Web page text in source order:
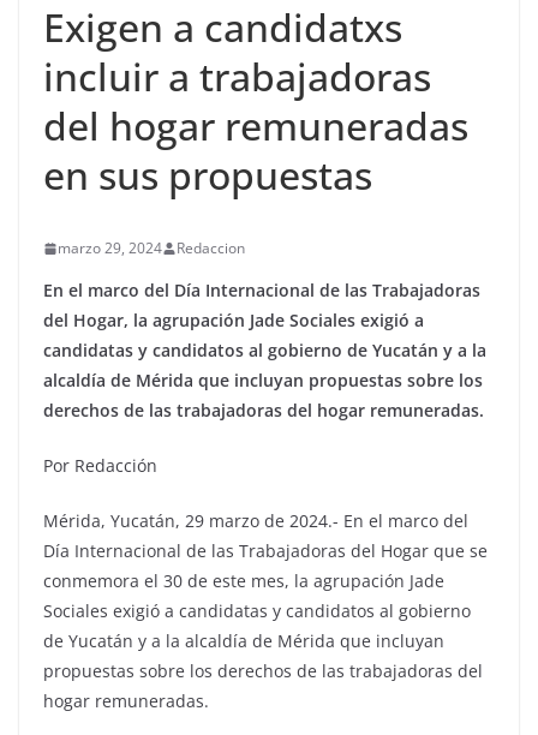
Exigen a candidatxs
incluir a trabajadoras
del hogar remuneradas
en sus propuestas
marzo 29, 2024 Redaccion
En el marco del Día Internacional de las Trabajadoras
del Hogar, la agrupación Jade Sociales exigió a
candidatas y candidatos al gobierno de Yucatán y a la
alcaldía de Mérida que incluyan propuestas sobre los
derechos de las trabajadoras del hogar remuneradas.
Por Redacción
Mérida, Yucatán, 29 marzo de 2024.- En el marco del
Día Internacional de las Trabajadoras del Hogar que se
conmemora el 30 de este mes, la agrupación Jade
Sociales exigió a candidatas y candidatos al gobierno
de Yucatán y a la alcaldía de Mérida que incluyan
propuestas sobre los derechos de las trabajadoras del
hogar remuneradas.